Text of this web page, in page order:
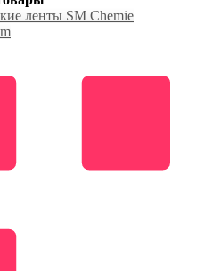
ленты SM Chemie